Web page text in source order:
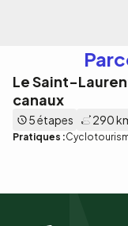
Le Saint-
canaux
5 étapes 290
Pratiques :